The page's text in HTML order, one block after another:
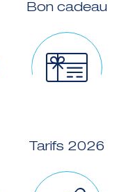
Bon cadeau
Tarifs 2026